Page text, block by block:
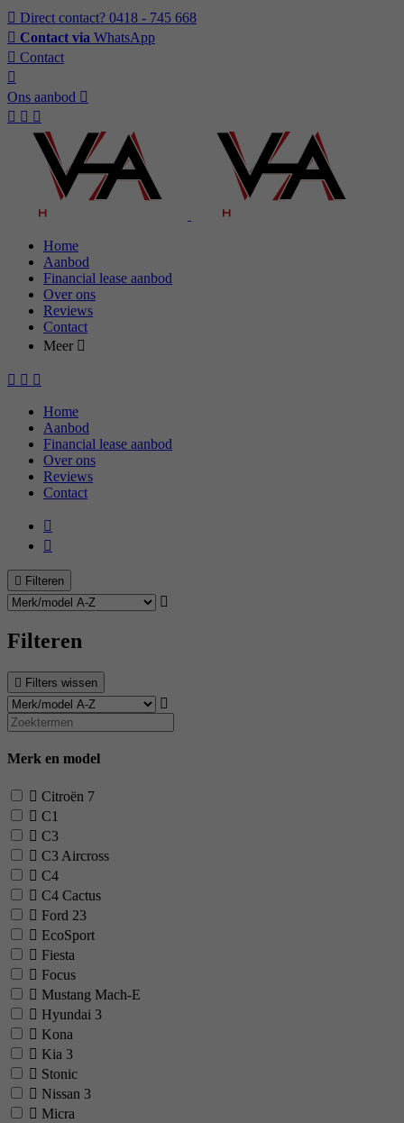
Direct contact? 0418 - 745 668
Contact via WhatsApp
Contact
Ons aanbod
Home
Aanbod
Financial lease aanbod
Over ons
Reviews
Contact
Meer
Home
Aanbod
Financial lease aanbod
Over ons
Reviews
Contact
Filteren
Filteren
Filters wissen
Merk en model
Citroën 7
C1
C3
C3 Aircross
C4
C4 Cactus
Ford 23
EcoSport
Fiesta
Focus
Mustang Mach-E
Hyundai 3
Kona
Kia 3
Stonic
Nissan 3
Micra